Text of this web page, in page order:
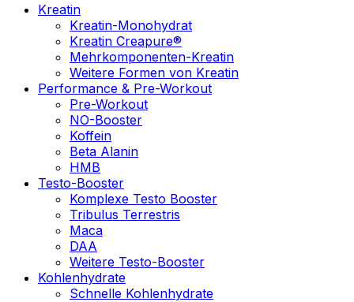
Kreatin
Kreatin-Monohydrat
Kreatin Creapure®
Mehrkomponenten-Kreatin
Weitere Formen von Kreatin
Performance & Pre-Workout
Pre-Workout
NO-Booster
Koffein
Beta Alanin
HMB
Testo-Booster
Komplexe Testo Booster
Tribulus Terrestris
Maca
DAA
Weitere Testo-Booster
Kohlenhydrate
Schnelle Kohlenhydrate